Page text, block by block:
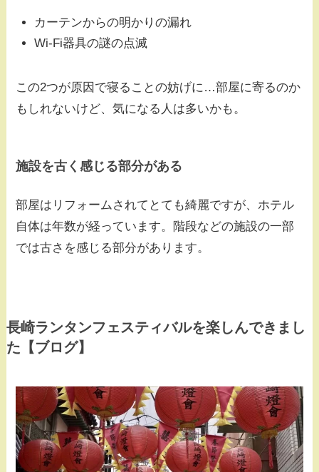
カーテンからの明かりの漏れ
Wi-Fi器具の謎の点滅
この2つが原因で寝ることの妨げに…部屋に寄るのか
もしれないけど、気になる人は多いかも。
施設を古く感じる部分がある
部屋はリフォームされてとても綺麗ですが、ホテル
自体は年数が経っています。階段などの施設の一部
では古さを感じる部分があります。
長崎ランタンフェスティバルを楽しんできまし
た【ブログ】